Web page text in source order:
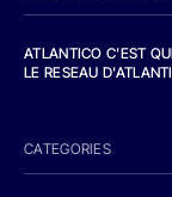
ATLANTICO C'EST
LE RESEAU
CATEGORIES